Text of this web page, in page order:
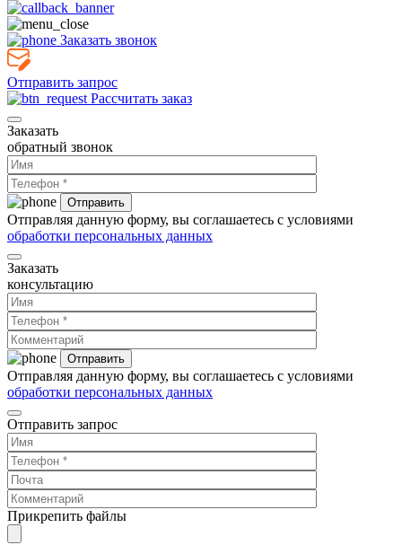
Заказать звонок
Отправить запрос
Рассчитать заказ
Заказать
обратный звонок
Отправляя данную форму, вы соглашаетесь с условиями
обработки персональных данных
Заказать
консультацию
Отправляя данную форму, вы соглашаетесь с условиями
обработки персональных данных
Отправить запрос
Прикрепить файлы